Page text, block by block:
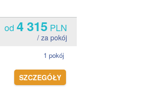
od 4 315 PLN
/ za pokój
1 pokój
SZCZEGÓŁY